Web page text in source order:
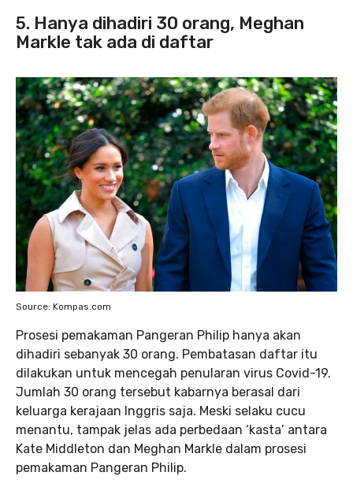
5. Hanya dihadiri 30 orang, Meghan
Markle tak ada di daftar
Source: Kompas.com
Prosesi pemakaman Pangeran Philip hanya akan
dihadiri sebanyak 30 orang. Pembatasan daftar itu
dilakukan untuk mencegah penularan virus Covid-19.
Jumlah 30 orang tersebut kabarnya berasal dari
keluarga kerajaan Inggris saja. Meski selaku cucu
menantu, tampak jelas ada perbedaan ‘kasta’ antara
Kate Middleton dan Meghan Markle dalam prosesi
pemakaman Pangeran Philip.